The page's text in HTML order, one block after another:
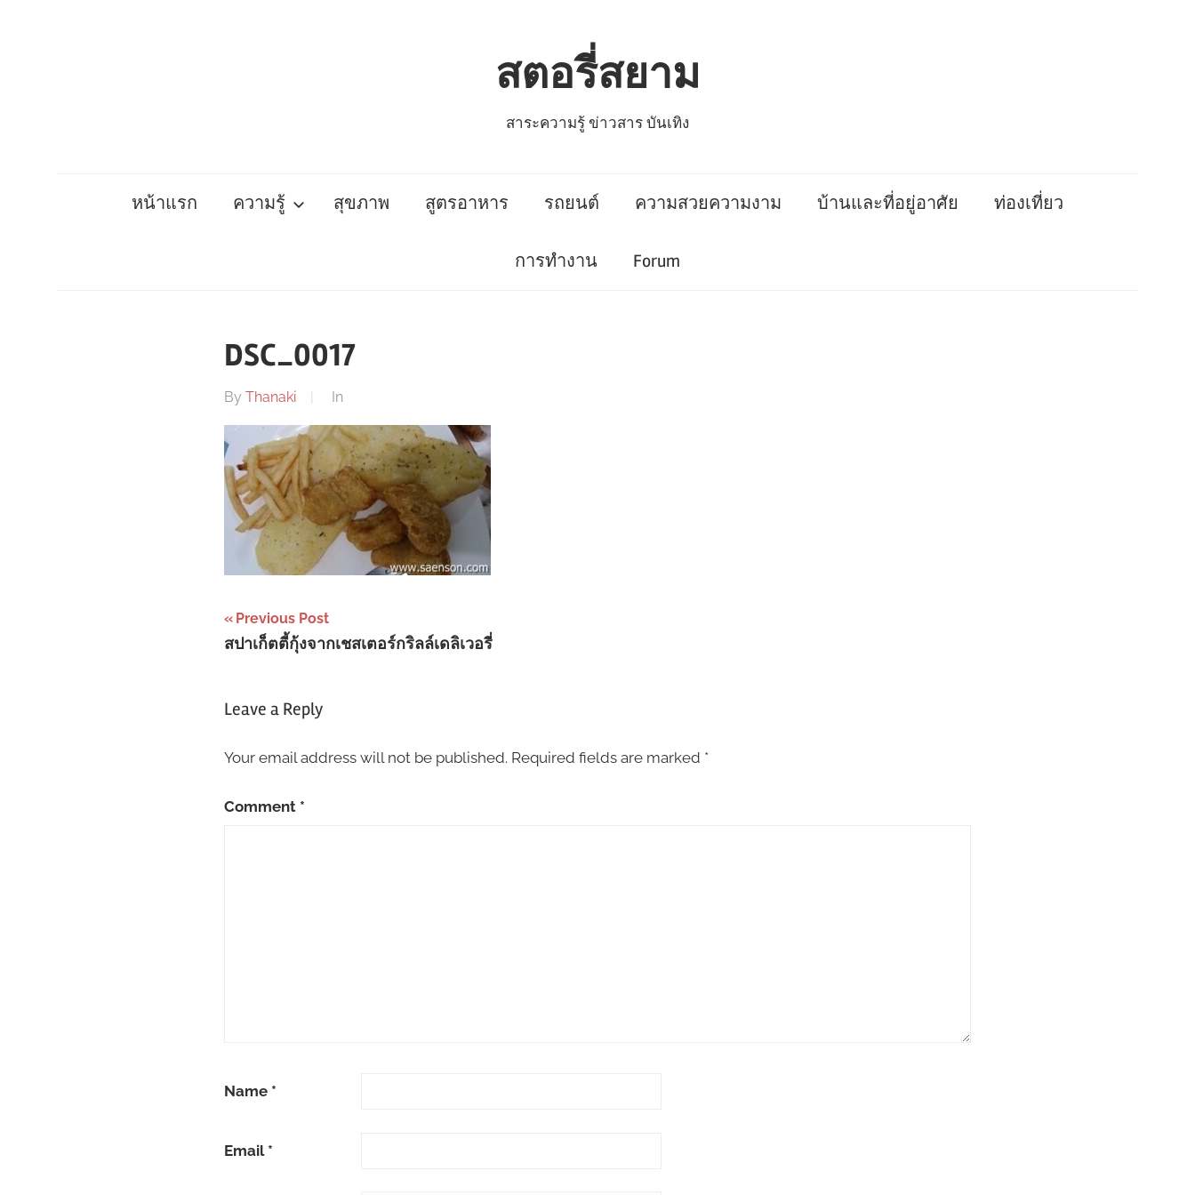
สตอรี่สยาม
สาระความรู้ ข่าวสาร บันเทิง
หน้าแรก ความรู้ สุขภาพ สูตรอาหาร รถยนต์ ความสวยความงาม บ้านและที่อยู่อาศัย ท่องเที่ยว
การทำงาน Forum
DSC_0017
By Thanaki In
Post
navigation
Previous Post
สปาเก็ตตี้กุ้งจากเชสเตอร์กริลล์เดลิเวอรี่
Leave a Reply
Your email address will not be published. Required fields are marked *
Comment *
Name *
Email *